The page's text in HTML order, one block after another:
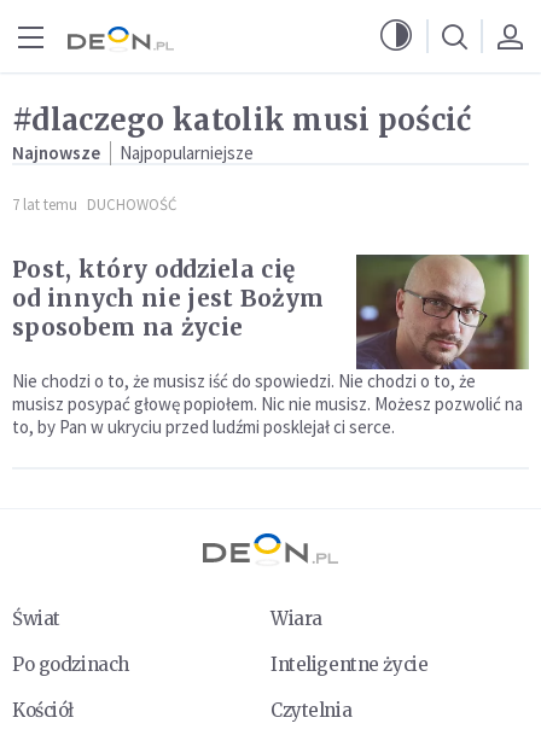
#dlaczego katolik musi pościć
Najnowsze Najpopularniejsze
7 lat temu DUCHOWOŚĆ
Post, który oddziela cię
od innych nie jest Bożym
sposobem na życie
Nie chodzi o to, że musisz iść do spowiedzi. Nie chodzi o to, że
musisz posypać głowę popiołem. Nic nie musisz. Możesz pozwolić na
to, by Pan w ukryciu przed ludźmi posklejał ci serce.
Świat
Wiara
Po godzinach
Inteligentne życie
Kościół
Czytelnia